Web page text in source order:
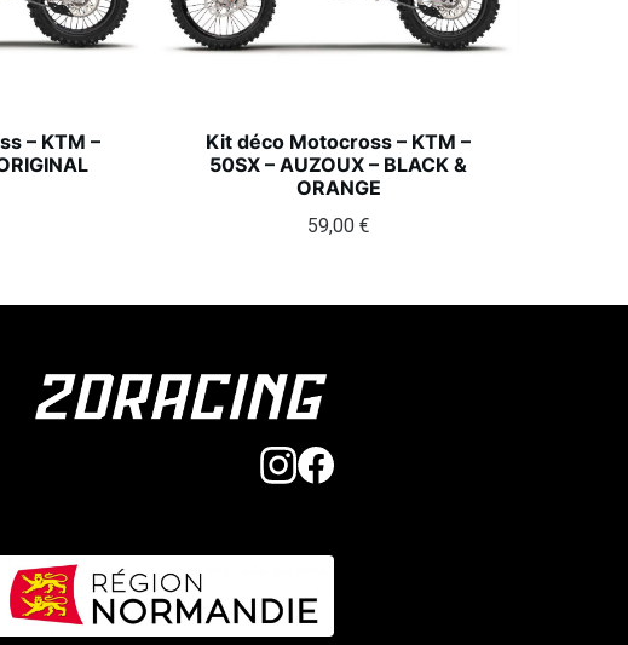
– KTM –
Kit déco Motocross – KTM –
50SX – AUZOUX – BLACK &
ORANGE
59,00 €